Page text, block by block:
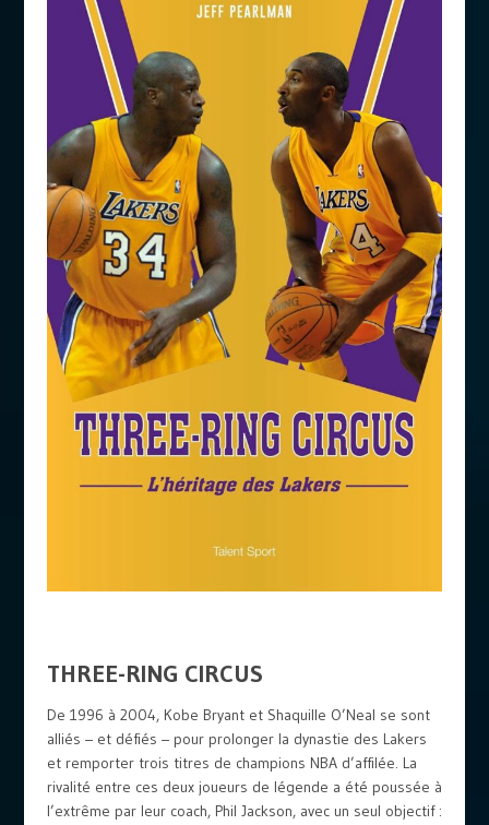
THREE-RING CIRCUS
De 1996 à 2004, Kobe Bryant et Shaquille O’Neal se sont
alliés – et défiés – pour prolonger la dynastie des Lakers
et remporter trois titres de champions NBA d’affilée. La
rivalité entre ces deux joueurs de légende a été poussée à
l’extrême par leur coach, Phil Jackson, avec un seul objectif :